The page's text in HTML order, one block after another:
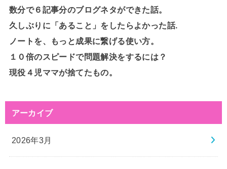
数分で６記事分のブログネタができた話。
久しぶりに「あること」をしたらよかった話.
ノートを、もっと成果に繋げる使い方。
１０倍のスピードで問題解決をするには？
現役４児ママが捨てたもの。
アーカイブ
2026年3月